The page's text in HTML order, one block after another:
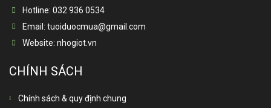
Hotline: 032 936 0534
Email: tuoiduocmua@gmail.com
Website: nhogiot.vn
CHÍNH SÁCH
Chính sách & quy định chung